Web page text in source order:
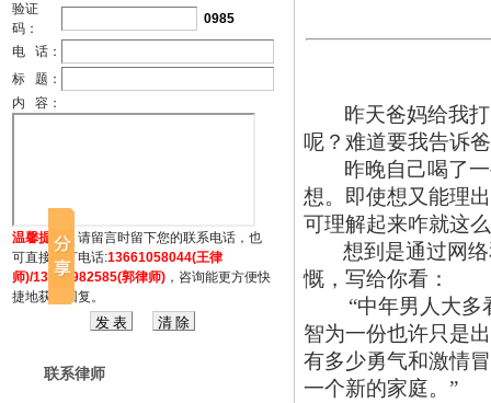
验证
码：
0985
电 话：
标 题：
内 容：
温馨提示： 请留言时留下您的联系电话，也
可直接拔打电话:13661058044(王律
师)/13717982585(郭律师)，咨询能更方便快
捷地获得回复。
联系律师
昨天爸妈给我
呢？难道要我告诉
昨晚自己喝了
想。即使想又能理
可理解起来咋就这
想到是通过网
慨，写给你看：
“中年男人大
智为一份也许只是
有多少勇气和激情
一个新的家庭。”